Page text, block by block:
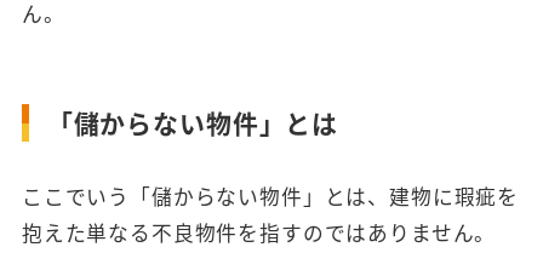
ん。
「儲からない物件」とは
ここでいう「儲からない物件」とは、建物に瑕疵を
抱えた単なる不良物件を指すのではありません。